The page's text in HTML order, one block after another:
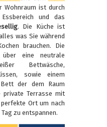
Wohnraum ist durch
und das
. Die Küche ist
was Sie während
brauchen. Die
über eine neutrale
Bettwäsche,
sowie einem
der dem Raum
private Terrasse mit
Ort um nach
zu entspannen.